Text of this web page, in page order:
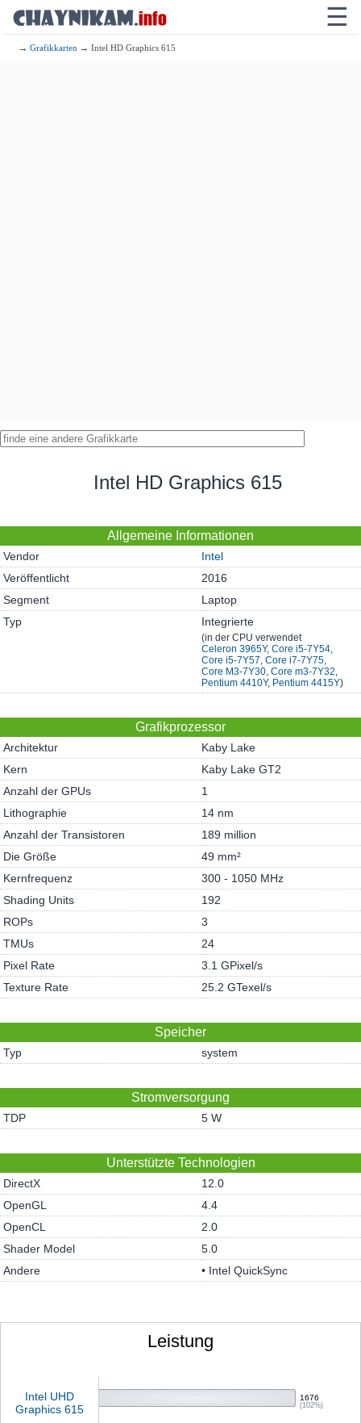
☰
→Grafikkarten → Intel HD Graphics 615
Intel HD Graphics 615
Allgemeine Informationen
Vendor
Intel
Veröffentlicht
2016
Segment
Laptop
Typ
Integrierte
(in der CPU verwendet
Celeron 3965Y, Core i5-7Y54,
Core i5-7Y57, Core i7-7Y75,
Core M3-7Y30, Core m3-7Y32,
Pentium 4410Y, Pentium 4415Y)
Grafikprozessor
Architektur
Kaby Lake
Kern
Kaby Lake GT2
Anzahl der GPUs
1
Lithographie
14 nm
Anzahl der Transistoren
189 million
Die Größe
49 mm²
Kernfrequenz
300 - 1050 MHz
Shading Units
192
ROPs
3
TMUs
24
Pixel Rate
3.1 GPixel/s
Texture Rate
25.2 GTexel/s
Speicher
Typ system
Stromversorgung
TDP 5 W
Unterstützte Technologien
DirectX
12.0
OpenGL
4.4
OpenCL
2.0
Shader Model
5.0
Andere
• Intel QuickSync
Leistung
Intel UHD
Graphics 615
1676
(102%)